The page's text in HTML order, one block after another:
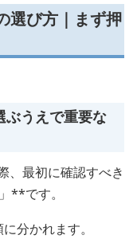
選び方｜まず押
ぶうえで重要な
、最初に確認すべき
**です。
分かれます。